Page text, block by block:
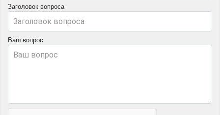
Заголовок вопроса
Ваш вопрос